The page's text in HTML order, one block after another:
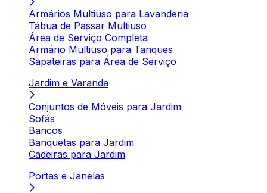
Armários Multiuso para Lavanderia
Tábua de Passar Multiuso
Área de Serviço Completa
Armário Multiuso para Tanques
Sapateiras para Área de Serviço
Jardim e Varanda
Conjuntos de Móveis para Jardim
Sofás
Bancos
Banquetas para Jardim
Cadeiras para Jardim
Portas e Janelas